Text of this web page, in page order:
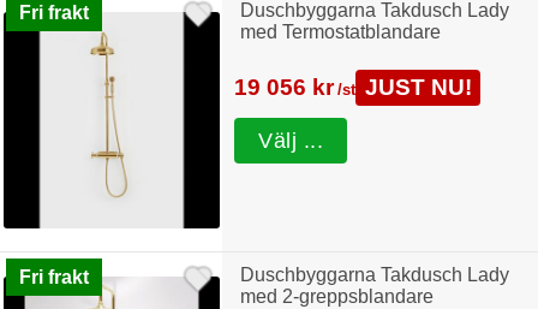
Fri frakt
Duschbyggarna Takdusch Lady
med Termostatblandare
19 056 kr /st JUST NU!
Välj ...
Fri frakt
Duschbyggarna Takdusch Lady
med 2-greppsblandare